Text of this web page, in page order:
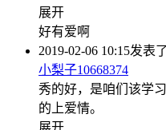
展开
好有爱啊
2019-02-06 10:15发表
小梨子10668374
秀的好，是咱们该学
的上爱情。
展开